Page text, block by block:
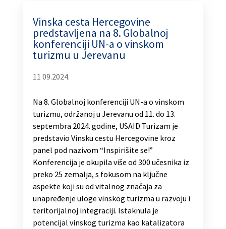
Vinska cesta Hercegovine
predstavljena na 8. Globalnoj
konferenciji UN-a o vinskom
turizmu u Jerevanu
11 09.2024.
Na 8. Globalnoj konferenciji UN-a o vinskom
turizmu, održanoj u Jerevanu od 11. do 13.
septembra 2024. godine, USAID Turizam je
predstavio Vinsku cestu Hercegovine kroz
panel pod nazivom “Inspirišite se!”
Konferencija je okupila više od 300 učesnika iz
preko 25 zemalja, s fokusom na ključne
aspekte koji su od vitalnog značaja za
unapređenje uloge vinskog turizma u razvoju i
teritorijalnoj integraciji. Istaknula je
potencijal vinskog turizma kao katalizatora